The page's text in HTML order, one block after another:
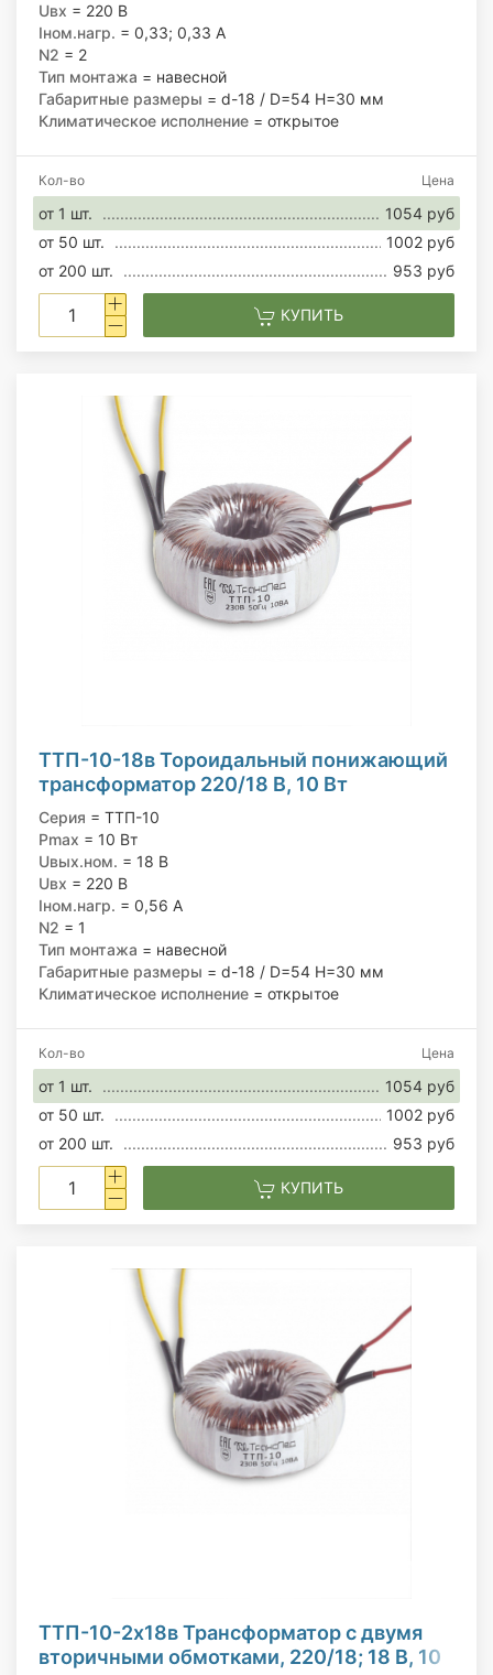
Uвх = 220 В
Iном.нагр. = 0,33; 0,33 А
N2 = 2
Тип монтажа = навесной
Габаритные размеры = d-18 / D=54 H=30 мм
Климатическое исполнение = открытое
Кол-во Цена
от 1 шт.
1054 руб
от 50 шт.
1002 руб
от 200 шт.
953 руб
КУПИТЬ
ТТП-10-18в Тороидальный понижающий
трансформатор 220/18 В, 10 Вт
Серия = ТТП-10
Pmax = 10 Вт
Uвых.ном. = 18 В
Uвх = 220 В
Iном.нагр. = 0,56 А
N2 = 1
Тип монтажа = навесной
Габаритные размеры = d-18 / D=54 H=30 мм
Климатическое исполнение = открытое
Кол-во Цена
от 1 шт.
1054 руб
от 50 шт.
1002 руб
от 200 шт.
953 руб
КУПИТЬ
ТТП-10-2х18в Трансформатор с двумя
вторичными обмотками, 220/18; 18 В, 10